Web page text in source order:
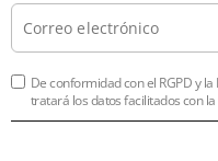
De conformidad con el RGPD y la
tratará los datos facilitados con